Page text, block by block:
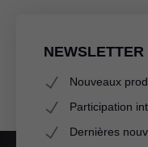
Nouveaux
Participation
Dernières